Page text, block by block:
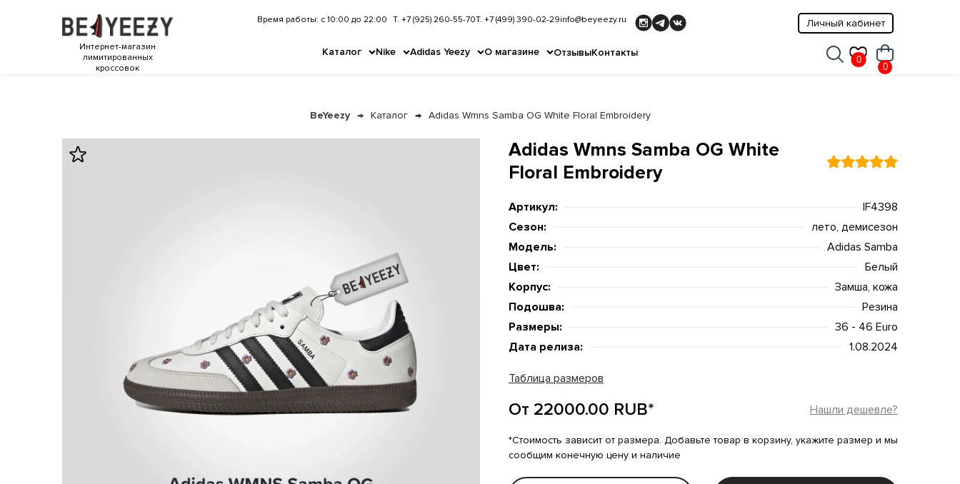
0
Интернет-магазин
лимитированных
кроссовок
Личный кабинет
Каталог Nike Adidas Yeezy О магазине ОтзывыКонтакты
Время работы: с 10:00 до 22:00 Т. +7 (925) 260-55-70Т. +7 (499) 390-02-29info@beyeezy.ru
0
BeYeezy Каталог Adidas Wmns Samba OG White Floral Embroidery
Adidas Wmns Samba OG White
Floral Embroidery
Артикул:
IF4398
Сезон:
лето, демисезон
Модель:
Adidas Samba
Цвет:
Белый
Корпус:
Замша, кожа
Подошва:
Резина
Размеры:
36 - 46 Euro
Дата релиза:
1.08.2024
Таблица размеров
От 22000.00 RUB* Нашли дешевле?
*Стоимость зависит от размера. Добавьте товар в корзину, укажите размер и мы
сообщим конечную цену и наличие